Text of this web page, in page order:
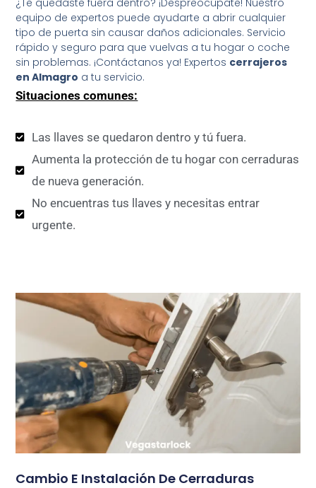
¿Te quedaste fuera dentro? ¡Despreocúpate! Nuestro
equipo de expertos puede ayudarte a abrir cualquier
tipo de puerta sin causar daños adicionales. Servicio
rápido y seguro para que vuelvas a tu hogar o coche
sin problemas. ¡Contáctanos ya! Expertos cerrajeros
en Almagro a tu servicio.
Situaciones comunes:
Las llaves se quedaron dentro y tú fuera.
Aumenta la protección de tu hogar con cerraduras
de nueva generación.
No encuentras tus llaves y necesitas entrar
urgente.
Cambio E Instalación De Cerraduras